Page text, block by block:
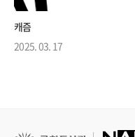
캐즘
2025. 03. 17